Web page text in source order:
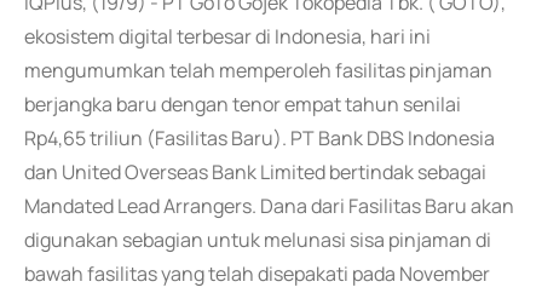
ekosistem digital terbesar di Indonesia, hari ini
mengumumkan telah memperoleh fasilitas pinjaman
berjangka baru dengan tenor empat tahun senilai
Rp4,65 triliun (Fasilitas Baru). PT Bank DBS Indonesia
dan United Overseas Bank Limited bertindak sebagai
Mandated Lead Arrangers. Dana dari Fasilitas Baru akan
digunakan sebagian untuk melunasi sisa pinjaman di
bawah fasilitas yang telah disepakati pada November